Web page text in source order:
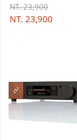
NT.23,900
NT. 23,900